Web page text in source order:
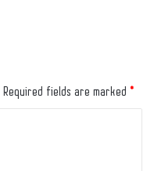
Required fields are marked *